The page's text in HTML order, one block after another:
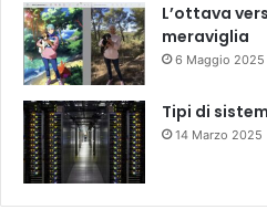
L’ottava
meraviglia
6 Maggio 2025
Tipi di
14 Marzo 2025